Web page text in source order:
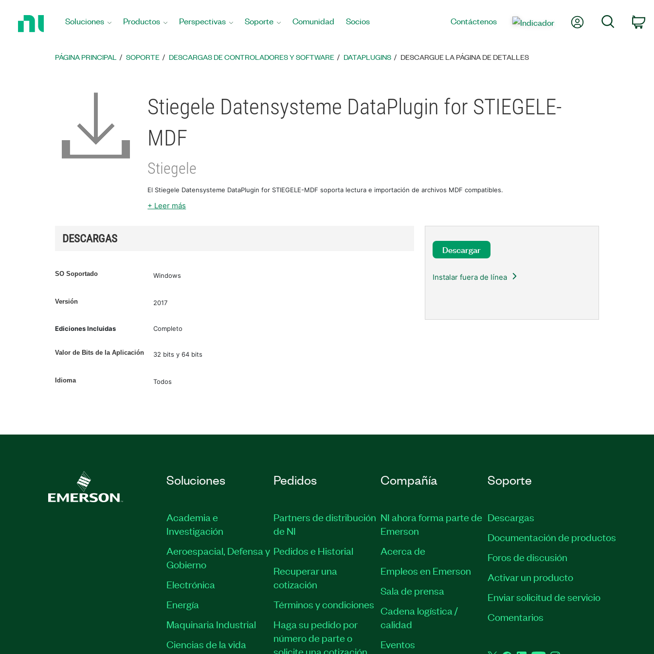
Soluciones Productos Perspectivas Soporte Comunidad Socios Contáctenos Mi cuenta Búsqueda
PÁGINA PRINCIPAL SOPORTE DESCARGAS DE CONTROLADORES Y SOFTWARE DATAPLUGINS DESCARGUE LA PÁGINA DE DETALLES
Stiegele Datensysteme DataPlugin for STIEGELE-
MDF
Stiegele
El Stiegele Datensysteme DataPlugin for STIEGELE-MDF soporta lectura e importación de archivos MDF compatibles.
+ Leer más
DESCARGAS
SO Soportado Windows
Versión 2017
Ediciones Incluidas Completo
Valor de Bits de la Aplicación 32 bits y 64 bits
Idioma Todos
Descargar
Instalar fuera de línea
Soluciones
Academia e
Investigación
Aeroespacial, Defensa y
Gobierno
Electrónica
Energía
Maquinaria Industrial
Ciencias de la vida
Pedidos
Partners de distribución
de NI
Pedidos e Historial
Recuperar una
cotización
Términos y condiciones
Haga su pedido por
número de parte o
solicite una cotización
Compañía
NI ahora forma parte de
Emerson
Acerca de
Empleos en Emerson
Sala de prensa
Cadena logística /
calidad
Eventos
Soporte
Descargas
Documentación de productos
Foros de discusión
Activar un producto
Enviar solicitud de servicio
Comentarios